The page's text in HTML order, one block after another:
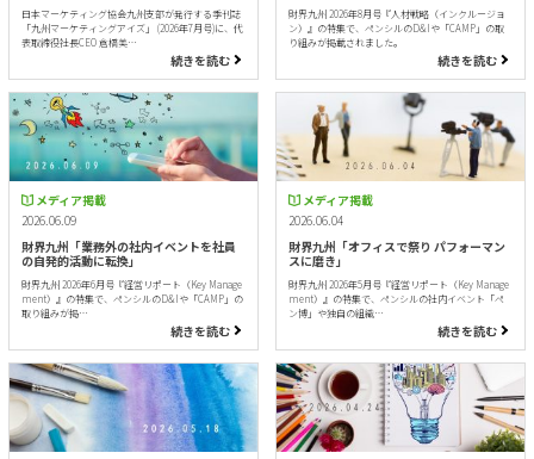
日本マーケティング協会九州支部が発行する季刊誌
「九州マーケティングアイズ」 (2026年7月号)に、代
表取締役社長CEO 倉橋美…
続きを読む
財界九州 2026年8月号『人材戦略（インクルージョ
ン）』の特集で、ペンシルのD&Iや「CAMP」の取
り組みが掲載されました。
続きを読む
メディア掲載
2026.06.09
財界九州「業務外の社内イベントを社員
の自発的活動に転換」
財界九州 2026年6月号『経営リポート（Key Manage
ment）』の特集で、ペンシルのD&Iや「CAMP」の
取り組みが掲…
続きを読む
メディア掲載
2026.06.04
財界九州「オフィスで祭り パフォーマン
スに磨き」
財界九州 2026年5月号『経営リポート（Key Manage
ment）』の特集で、ペンシルの社内イベント「ペ
ン博」や独自の組織…
続きを読む